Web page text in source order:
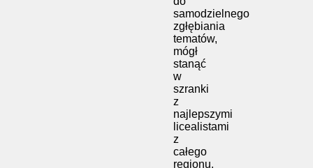
samodzielnego
zgłębiania
tematów,
mógł
stanąć
w
szranki
z
najlepszymi
licealistami
z
całego
regionu.